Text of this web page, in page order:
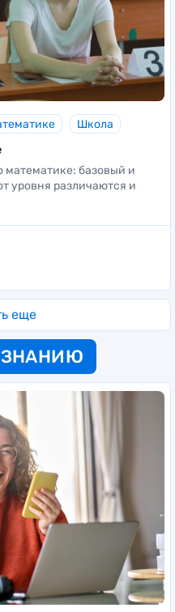
Школа
математике: базовый и
уровня различаются и
еще